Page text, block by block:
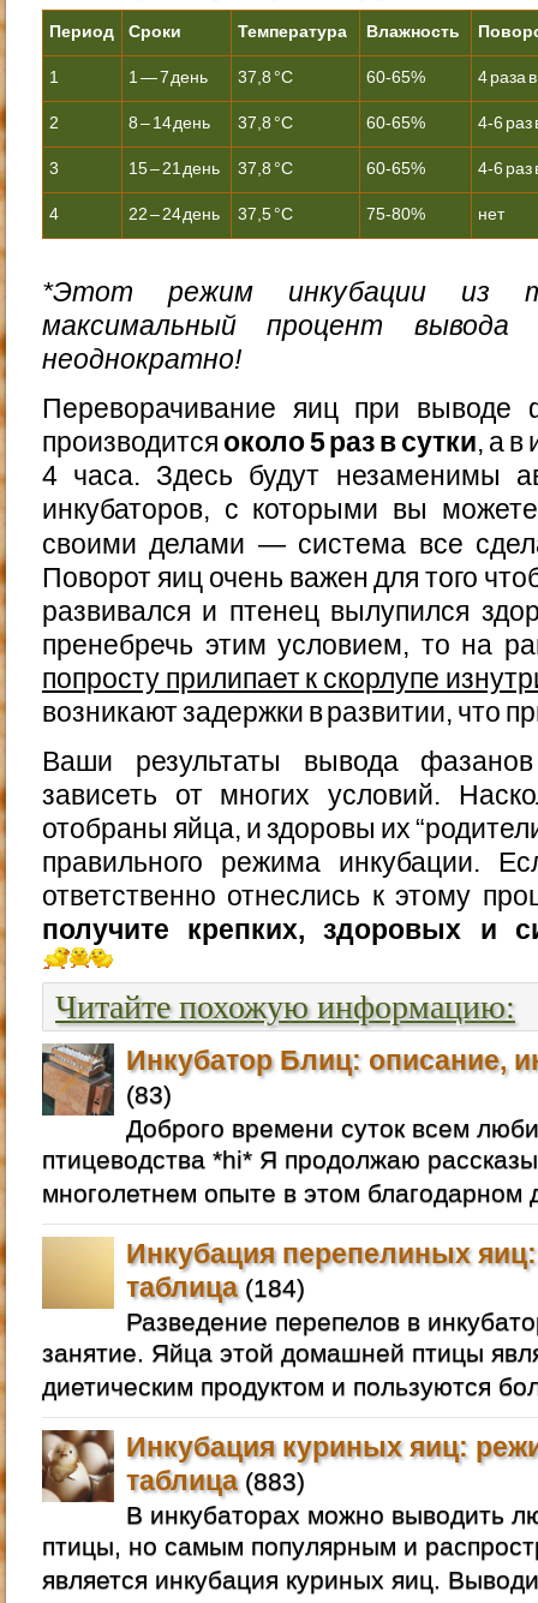
Период Сроки Температура Влажность
1 1 — 7 день 37,8 °С 60-65% 4 раза
2 8 – 14 день 37,8 °С 60-65% 4-6 раз
3 15 – 21 день 37,8 °С 60-65% 4-6 раз
4 22 – 24 день 37,5 °С 75-80% нет
*Этот режим инкубации из
максимальный процент вывода
неоднократно!
Переворачивание яиц при выводе
производится около 5 раз в сутки, а
4 часа. Здесь будут незаменимы
инкубаторов, с которыми вы
своими делами — система все
Поворот яиц очень важен для того
развивался и птенец вылупился
пренебречь этим условием, то на
попросту прилипает к скорлупе
возникают задержки в развитии, что
Ваши результаты вывода
зависеть от многих условий.
отобраны яйца, и здоровы их
правильного режима инкубации.
ответственно отнеслись к этому
получите крепких, здоровых и
Читайте похожую информацию:
Инкубатор Блиц: описание,
(83)
Доброго времени суток всем
птицеводства *hi* Я продолжаю
многолетнем опыте в этом
Инкубация перепелиных
таблица(184)
Разведение перепелов в
занятие. Яйца этой домашней птицы
диетическим продуктом и пользуются
Инкубация куриных яиц:
таблица(883)
В инкубаторах можно выводить
птицы, но самым популярным и
является инкубация куриных яиц.